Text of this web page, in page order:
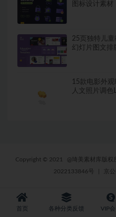
图标设计素材
25页独特儿童
幻灯片图文排
15款电影外
人文照片调色
Copyright © 2021 @琦美素材库版权
2022133846号
京
首页 各种分类反馈 VIP